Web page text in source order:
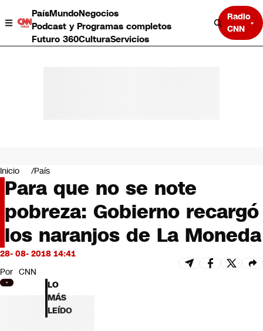
PaísMundoNegocios
Podcast y Programas completos
Futuro 360CulturaServicios
Radio
CNN
Negocios
Deportes
Programas completos
Cultura
Servicios
Bits
CNN tiempo
Futuro 360
Opinión
Inicio País
Para que no se note
pobreza: Gobierno recargó
los naranjos de La Moneda
28- 08- 2018 14:41
Por CNN
LO
MÁS
LEÍDO